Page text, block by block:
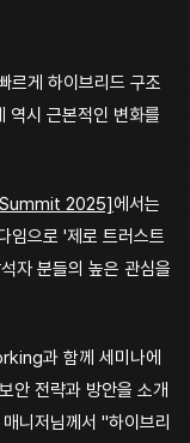
르게 하이브리드 구조
역시 근본적인 변화를
2025]에서는
임으로 '제로 트러스트
자 분들의 높은 관심을
과 함께 세미나에
안 전략과 방안을 소개
니저님께서 "하이브리